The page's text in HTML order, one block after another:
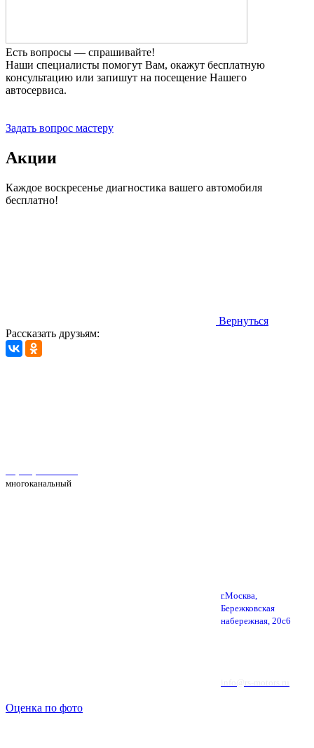
Есть вопросы — спрашивайте!
Наши специалисты помогут Вам, окажут бесплатную
консультацию или запишут на посещение Нашего
автосервиса.
Задать вопрос мастеру
Акции
Каждое воскресенье диагностика вашего автомобиля
бесплатно!
Вернуться
Рассказать друзьям:
многоканальный
г.Москва,
Бережковская
набережная, 20с6
Оценка по фото